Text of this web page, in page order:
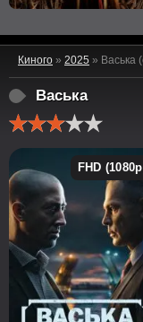
Киного » 2025 » Васька
Васька
FHD